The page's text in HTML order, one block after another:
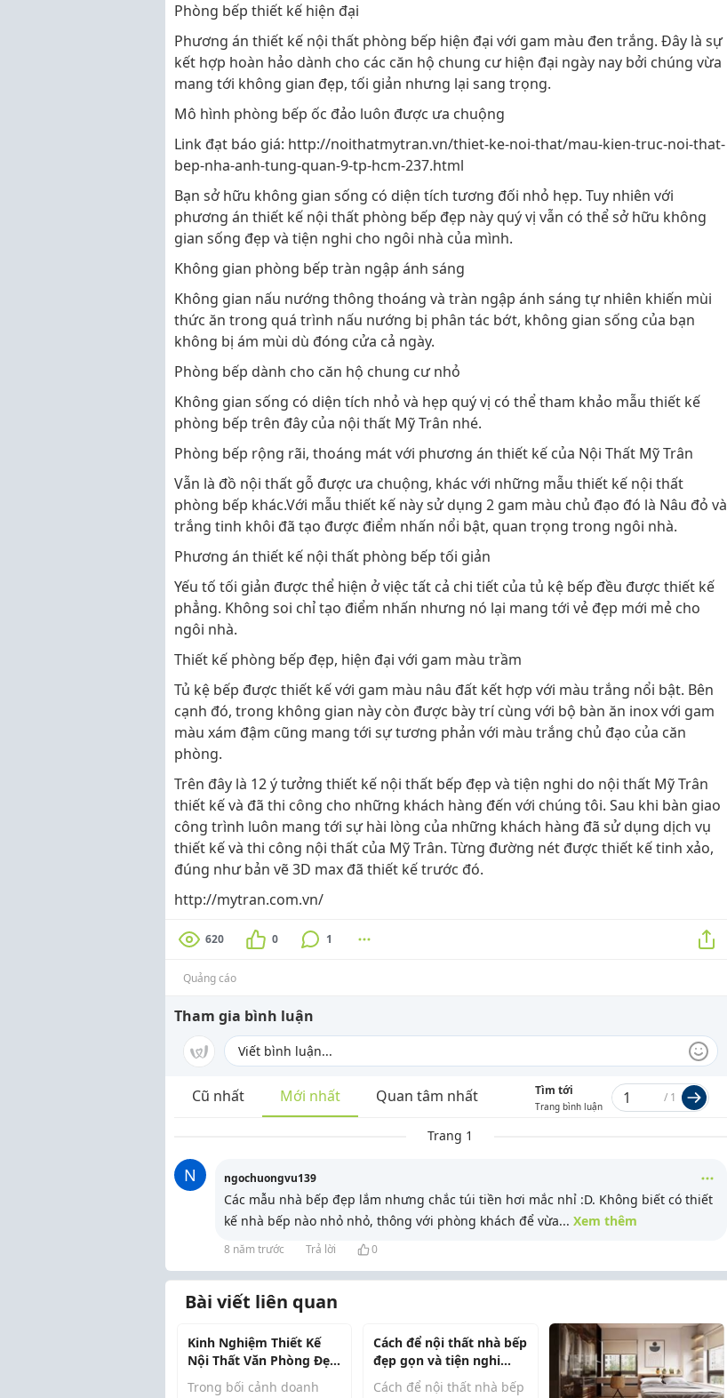
Phòng bếp thiết kế hiện đại
Phương án thiết kế nội thất phòng bếp hiện đại với gam màu đen trắng. Đây là sự
kết hợp hoàn hảo dành cho các căn hộ chung cư hiện đại ngày nay bởi chúng vừa
mang tới không gian đẹp, tối giản nhưng lại sang trọng.
Mô hình phòng bếp ốc đảo luôn được ưa chuộng
Link đạt báo giá: http://noithatmytran.vn/thiet-ke-noi-that/mau-kien-truc-noi-that-
bep-nha-anh-tung-quan-9-tp-hcm-237.html
Bạn sở hữu không gian sống có diện tích tương đối nhỏ hẹp. Tuy nhiên với
phương án thiết kế nội thất phòng bếp đẹp này quý vị vẫn có thể sở hữu không
gian sống đẹp và tiện nghi cho ngôi nhà của mình.
Không gian phòng bếp tràn ngập ánh sáng
Không gian nấu nướng thông thoáng và tràn ngập ánh sáng tự nhiên khiến mùi
thức ăn trong quá trình nấu nướng bị phân tác bớt, không gian sống của bạn
không bị ám mùi dù đóng cửa cả ngày.
Phòng bếp dành cho căn hộ chung cư nhỏ
Không gian sống có diện tích nhỏ và hẹp quý vị có thể tham khảo mẫu thiết kế
phòng bếp trên đây của nội thất Mỹ Trân nhé.
Phòng bếp rộng rãi, thoáng mát với phương án thiết kế của Nội Thất Mỹ Trân
Vẫn là đồ nội thất gỗ được ưa chuộng, khác với những mẫu thiết kế nội thất
phòng bếp khác.Với mẫu thiết kế này sử dụng 2 gam màu chủ đạo đó là Nâu đỏ và
trắng tinh khôi đã tạo được điểm nhấn nổi bật, quan trọng trong ngôi nhà.
Phương án thiết kế nội thất phòng bếp tối giản
Yếu tố tối giản được thể hiện ở việc tất cả chi tiết của tủ kệ bếp đều được thiết kế
phẳng. Không soi chỉ tạo điểm nhấn nhưng nó lại mang tới vẻ đẹp mới mẻ cho
ngôi nhà.
Thiết kế phòng bếp đẹp, hiện đại với gam màu trầm
Tủ kệ bếp được thiết kế với gam màu nâu đất kết hợp với màu trắng nổi bật. Bên
cạnh đó, trong không gian này còn được bày trí cùng với bộ bàn ăn inox với gam
màu xám đậm cũng mang tới sự tương phản với màu trắng chủ đạo của căn
phòng.
Trên đây là 12 ý tưởng thiết kế nội thất bếp đẹp và tiện nghi do nội thất Mỹ Trân
thiết kế và đã thi công cho những khách hàng đến với chúng tôi. Sau khi bàn giao
công trình luôn mang tới sự hài lòng của những khách hàng đã sử dụng dịch vụ
thiết kế và thi công nội thất của Mỹ Trân. Từng đường nét được thiết kế tinh xảo,
đúng như bản vẽ 3D max đã thiết kế trước đó.
http://mytran.com.vn/
620 0 1
Quảng cáo
Tham gia bình luận
Cũ nhất Mới nhất Quan tâm nhất Tìm tới
Trang bình luận
/ 1
Trang 1
N ngochuongvu139
Các mẫu nhà bếp đẹp lắm nhưng chắc túi tiền hơi mắc nhỉ :D. Không biết có thiết
kế nhà bếp nào nhỏ nhỏ, thông với phòng khách để vừa... Xem thêm
8 năm trước Trả lời 0
Bài viết liên quan
Kinh Nghiệm Thiết Kế
Nội Thất Văn Phòng Đẹp
Và Tiện Nghi
Trong bối cảnh doanh
Cách để nội thất nhà bếp
đẹp gọn và tiện nghi
hơn
Cách để nội thất nhà bếp